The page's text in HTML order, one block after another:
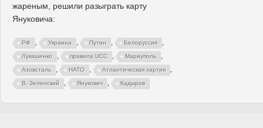
жареным, решили разыграть карту
Януковича:
РФ , Украина , Путин , Белоруссия ,
Лукашенко , правила UCC , Мариуполь ,
Азовсталь , НАТО , Атлантическая хартия ,
В. Зеленский , Янукович , Кадыров